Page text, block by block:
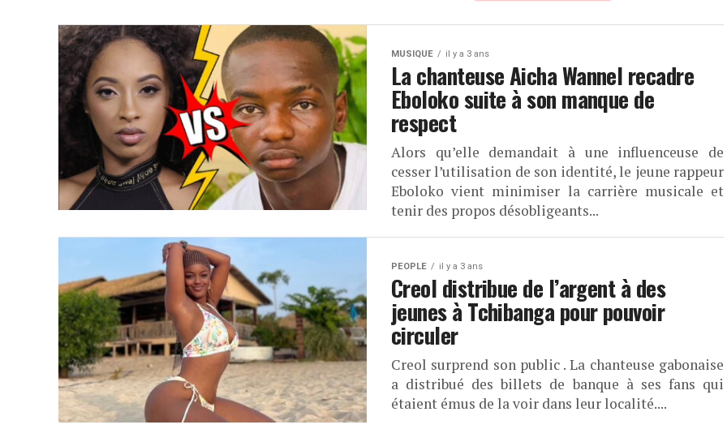
MUSIQUE il y a 3 ans
La chanteuse Aicha Wannel recadre
Eboloko suite à son manque de
respect
Alors qu’elle demandait à une influenceuse de
cesser l’utilisation de son identité, le jeune rappeur
Eboloko vient minimiser la carrière musicale et
tenir des propos désobligeants...
PEOPLE il y a 3 ans
Creol distribue de l’argent à des
jeunes à Tchibanga pour pouvoir
circuler
Creol surprend son public . La chanteuse gabonaise
a distribué des billets de banque à ses fans qui
étaient émus de la voir dans leur localité....